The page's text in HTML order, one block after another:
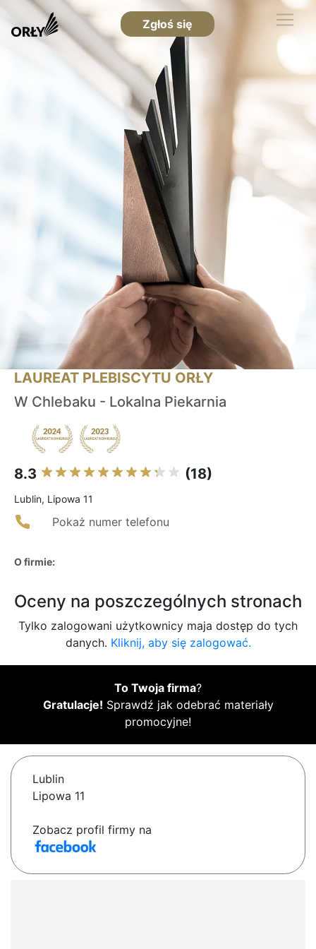
Zgłoś się
LAUREAT PLEBISCYTU ORŁY
W Chlebaku - Lokalna Piekarnia
8.3 (18)
Lublin, Lipowa 11
Pokaż numer telefonu
O firmie:
Oceny na poszczególnych stronach
Tylko zalogowani użytkownicy maja dostęp do tych
danych. Kliknij, aby się zalogować.
To Twoja firma?
Gratulacje! Sprawdź jak odebrać materiały
promocyjne!
Lublin
Lipowa 11
Zobacz profil firmy na